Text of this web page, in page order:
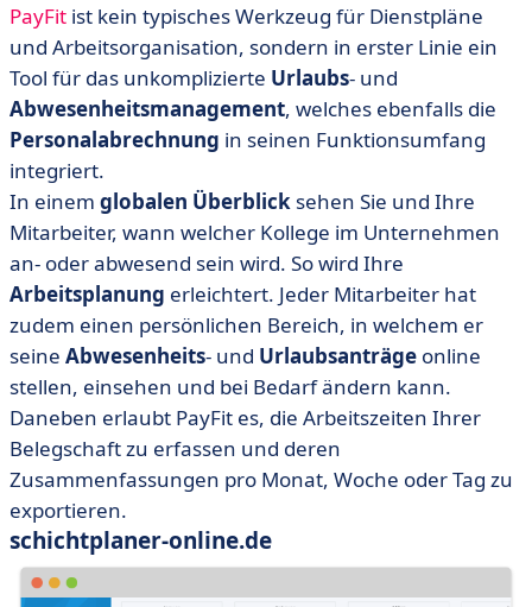
PayFit ist kein typisches Werkzeug für Dienstpläne
und Arbeitsorganisation, sondern in erster Linie ein
Tool für das unkomplizierte Urlaubs- und
Abwesenheitsmanagement, welches ebenfalls die
Personalabrechnung in seinen Funktionsumfang
integriert.
In einem globalen Überblick sehen Sie und Ihre
Mitarbeiter, wann welcher Kollege im Unternehmen
an- oder abwesend sein wird. So wird Ihre
Arbeitsplanung erleichtert. Jeder Mitarbeiter hat
zudem einen persönlichen Bereich, in welchem er
seine Abwesenheits- und Urlaubsanträge online
stellen, einsehen und bei Bedarf ändern kann.
Daneben erlaubt PayFit es, die Arbeitszeiten Ihrer
Belegschaft zu erfassen und deren
Zusammenfassungen pro Monat, Woche oder Tag zu
exportieren.
schichtplaner-online.de